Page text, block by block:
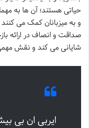
حیاتی هستند؛ آن ها به
و به میزبانان کمک می
صداقت و انصاف در ارائه
شایانی می کند و نقش
ایربی ان بی